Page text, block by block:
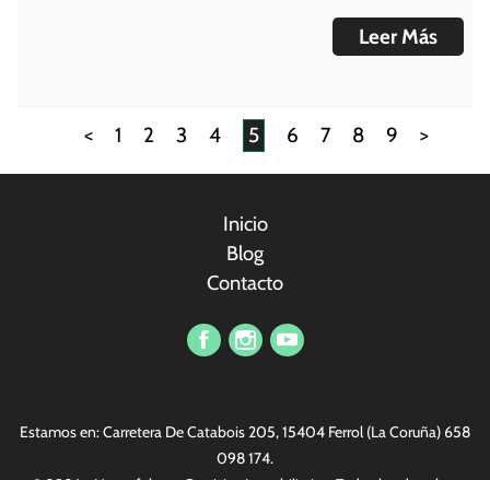
Leer Más
< 1 2 3 4 5 6 7 8 9 >
Inicio
Blog
Contacto
tjenestemenn kvalitetssikkerhetstjenester. Nylig kjørte vi en
serie konkurranser innen sikkerhet. Det finnes alle slags fine
gaver, den mest populære er
replika Rolex . Alle er hjertelig
Estamos en: Carretera De Catabois 205, 15404 Ferrol (La Coruña) 658
098 174.